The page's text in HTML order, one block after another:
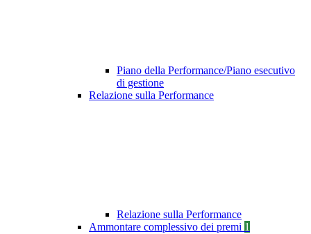
Piano della Performance/Piano esecutivo
di gestione
Relazione sulla Performance
Relazione sulla Performance
Ammontare complessivo dei premi 1